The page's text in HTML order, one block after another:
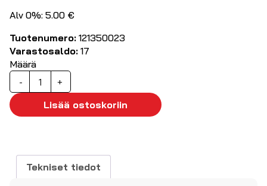
Alv 0%: 5.00 €
Tuotenumero: 121350023
Varastosaldo: 17
Määrä
-
Keinukytkin
musta
(on)-
16A/250VAC
määrä
+
Lisää ostoskoriin
Tekniset tiedot